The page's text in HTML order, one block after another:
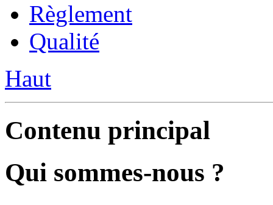
Règlement
Qualité
Haut
Contenu principal
Qui sommes-nous ?